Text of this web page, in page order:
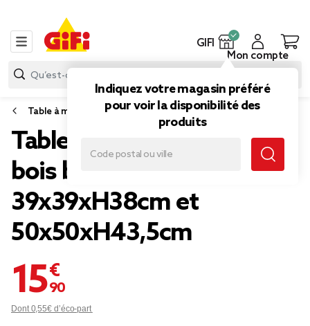
GIFI
Indiquez votre magasin préféré
pour voir la disponibilité des
produits
Mon compte
Table à manger et table basse
Table basse x2 carrée en
bois blanc Gabby
39x39xH38cm et
50x50xH43,5cm
15,90 €
Dont 0,55€ d’éco-part